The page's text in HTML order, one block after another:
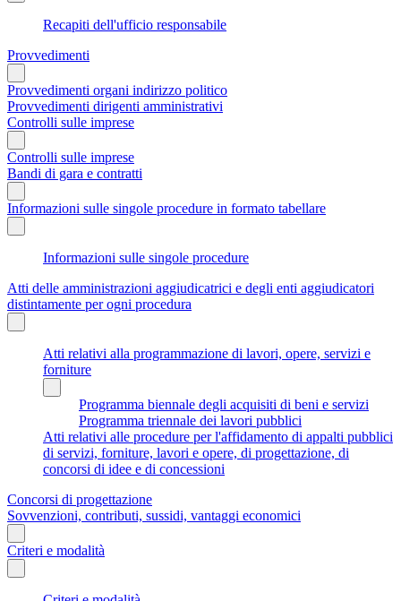
Recapiti dell'ufficio responsabile
Provvedimenti
Provvedimenti organi indirizzo politico
Provvedimenti dirigenti amministrativi
Controlli sulle imprese
Controlli sulle imprese
Bandi di gara e contratti
Informazioni sulle singole procedure in formato tabellare
Informazioni sulle singole procedure
Atti delle amministrazioni aggiudicatrici e degli enti aggiudicatori
distintamente per ogni procedura
Atti relativi alla programmazione di lavori, opere, servizi e
forniture
Programma biennale degli acquisiti di beni e servizi
Programma triennale dei lavori pubblici
Atti relativi alle procedure per l'affidamento di appalti pubblici
di servizi, forniture, lavori e opere, di progettazione, di
concorsi di idee e di concessioni
Concorsi di progettazione
Sovvenzioni, contributi, sussidi, vantaggi economici
Criteri e modalità